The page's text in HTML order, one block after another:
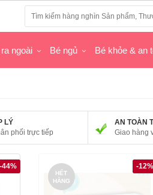
ngoài Bé ngủ Bé khỏe & an
LÝ
phối trực tiếp
AN TOÀN
Giao hàng
-44%
HẾT
HÀNG
-12%